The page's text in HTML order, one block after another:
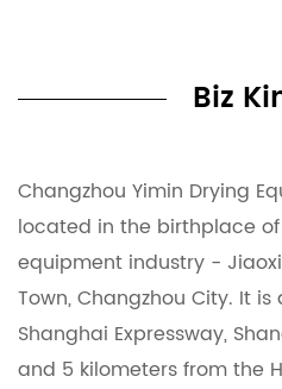
Biz
Changzhou Yimin Drying
located in the birthplace
equipment industry -
Town, Changzhou City. It
Shanghai Expressway,
and 5 kilometers from the